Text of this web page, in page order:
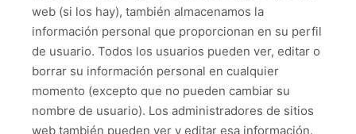
web (si los hay), también almacenamos la
información personal que proporcionan en su perfil
de usuario. Todos los usuarios pueden ver, editar o
borrar su información personal en cualquier
momento (excepto que no pueden cambiar su
nombre de usuario). Los administradores de sitios
web también pueden ver y editar esa información.